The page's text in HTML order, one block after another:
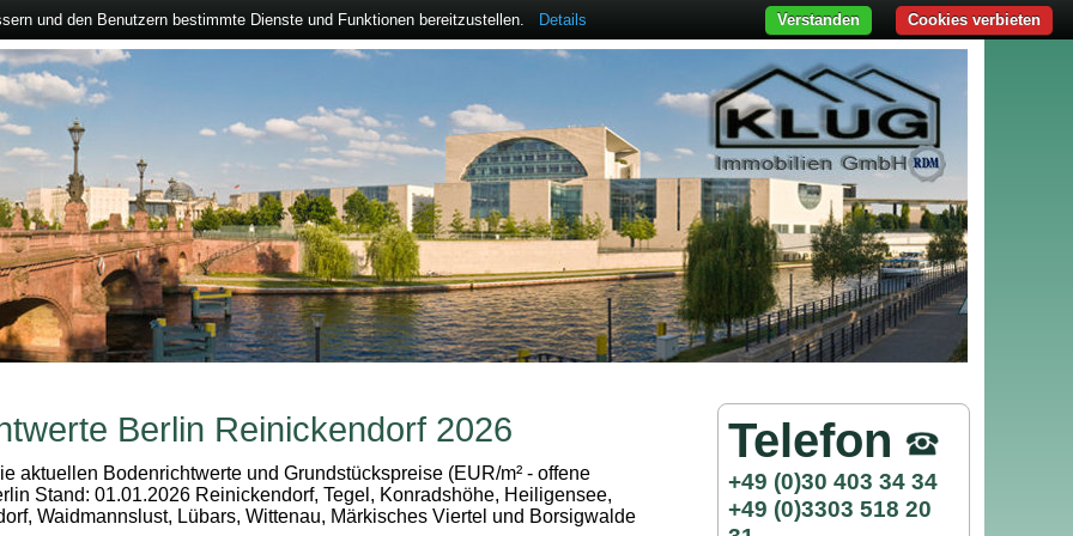
Berlin Reinickendorf 2026
aktuellen Bodenrichtwerte und Grundstückspreise (EUR/m² - offene
Stand: 01.01.2026 Reinickendorf, Tegel, Konradshöhe, Heiligensee,
Waidmannslust, Lübars, Wittenau, Märkisches Viertel und Borsigwalde
Telefon
+49 (0)30 403 34 34
+49 (0)3303 518 20
und den Benutzern bestimmte Dienste und Funktionen bereitzustellen. Details Cookies verbieten
Verstanden